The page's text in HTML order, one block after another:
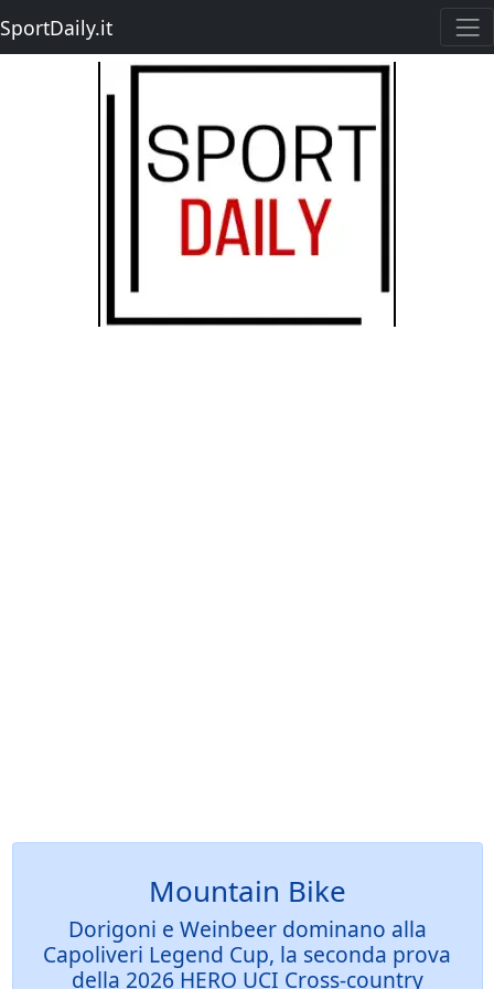
SportDaily.it
Mountain Bike
Dorigoni e Weinbeer dominano alla
Capoliveri Legend Cup, la seconda prova
della 2026 HERO UCI Cross-country